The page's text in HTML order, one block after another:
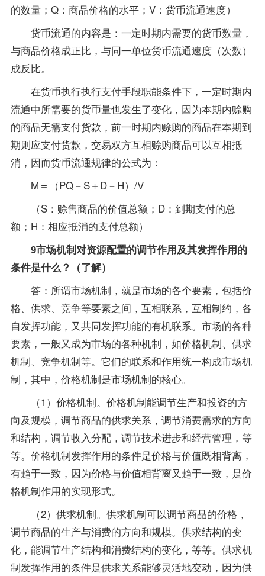
的数量；Q：商品价格的水平；V：货币流通速度）
货币流通的内容是：一定时期内需要的货币数量，
与商品价格成正比，与同一单位货币流通速度（次数）
成反比。
在货币执行执行支付手段职能条件下，一定时期内
流通中所需要的货币量也发生了变化，因为本期内赊购
的商品无需支付货款，前一时期内赊购的商品在本期到
期则应支付货款，交易双方互相赊购商品可以互相抵
消，因而货币流通规律的公式为：
M＝（PQ－S＋D－H）/V
（S：赊售商品的价值总额；D：到期支付的总
额；H：相应抵消的支付总额）
9市场机制对资源配置的调节作用及其发挥作用的
条件是什么？（了解）
答：所谓市场机制，就是市场的各个要素，包括价
格、供求、竞争等要素之间，互相联系，互相制约，各
自发挥功能，又共同发挥功能的有机联系。市场的各种
要素，一般又成为市场的各种机制，如价格机制、供求
机制、竞争机制等。它们的联系和作用统一构成市场机
制，其中，价格机制是市场机制的核心。
（1）价格机制。价格机制能调节生产和投资的方
向及规模，调节商品的供求关系，调节消费需求的方向
和结构，调节收入分配，调节技术进步和经营管理，等
等。价格机制发挥作用的条件是价格与价值既相背离，
有趋于一致，因为价格与价值相背离又趋于一致，是价
格机制作用的实现形式。
（2）供求机制。供求机制可以调节商品的价格，
调节商品的生产与消费的方向和规模。供求结构的变
化，能调节生产结构和消费结构的变化，等等。供求机
制发挥作用的条件是供求关系能够灵活地变动，因为供